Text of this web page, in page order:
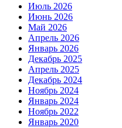
Июль 2026
Июнь 2026
Май 2026
Апрель 2026
Январь 2026
Декабрь 2025
Апрель 2025
Декабрь 2024
Ноябрь 2024
Январь 2024
Ноябрь 2022
Январь 2020